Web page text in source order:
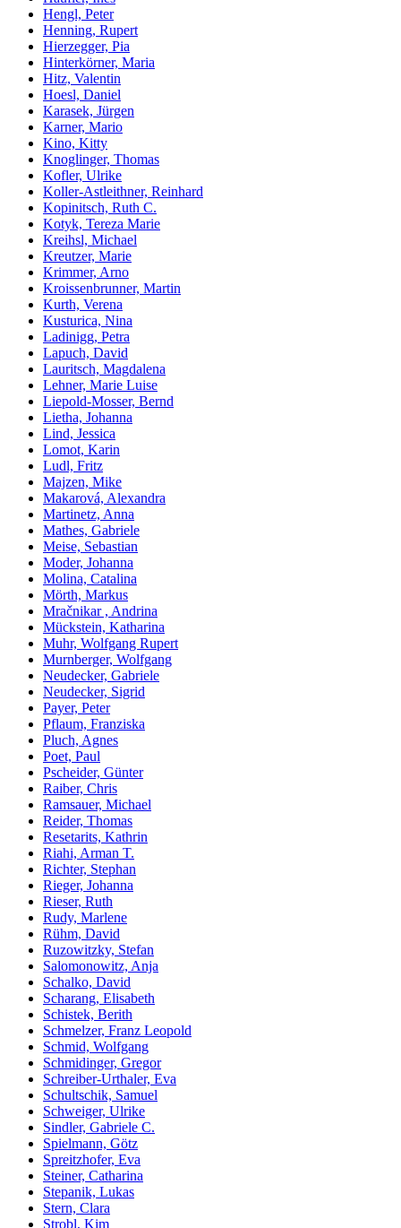
Hengl, Peter
Henning, Rupert
Hierzegger, Pia
Hinterkörner, Maria
Hitz, Valentin
Hoesl, Daniel
Karasek, Jürgen
Karner, Mario
Kino, Kitty
Knoglinger, Thomas
Kofler, Ulrike
Koller-Astleithner, Reinhard
Kopinitsch, Ruth C.
Kotyk, Tereza Marie
Kreihsl, Michael
Kreutzer, Marie
Krimmer, Arno
Kroissenbrunner, Martin
Kurth, Verena
Kusturica, Nina
Ladinigg, Petra
Lapuch, David
Lauritsch, Magdalena
Lehner, Marie Luise
Liepold-Mosser, Bernd
Lietha, Johanna
Lind, Jessica
Lomot, Karin
Ludl, Fritz
Majzen, Mike
Makarová, Alexandra
Martinetz, Anna
Mathes, Gabriele
Meise, Sebastian
Moder, Johanna
Molina, Catalina
Mörth, Markus
Mračnikar , Andrina
Mückstein, Katharina
Muhr, Wolfgang Rupert
Murnberger, Wolfgang
Neudecker, Gabriele
Neudecker, Sigrid
Payer, Peter
Pflaum, Franziska
Pluch, Agnes
Poet, Paul
Pscheider, Günter
Raiber, Chris
Ramsauer, Michael
Reider, Thomas
Resetarits, Kathrin
Riahi, Arman T.
Richter, Stephan
Rieger, Johanna
Rieser, Ruth
Rudy, Marlene
Rühm, David
Ruzowitzky, Stefan
Salomonowitz, Anja
Schalko, David
Scharang, Elisabeth
Schistek, Berith
Schmelzer, Franz Leopold
Schmid, Wolfgang
Schmidinger, Gregor
Schreiber-Urthaler, Eva
Schultschik, Samuel
Schweiger, Ulrike
Sindler, Gabriele C.
Spielmann, Götz
Spreitzhofer, Eva
Steiner, Catharina
Stepanik, Lukas
Stern, Clara
Strobl, Kim